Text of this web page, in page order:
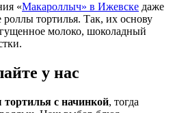
«Макароллыч» в Ижевске даже
роллы тортилья. Так, их основу
молоко, шоколадный
у нас
с начинкой, тогда